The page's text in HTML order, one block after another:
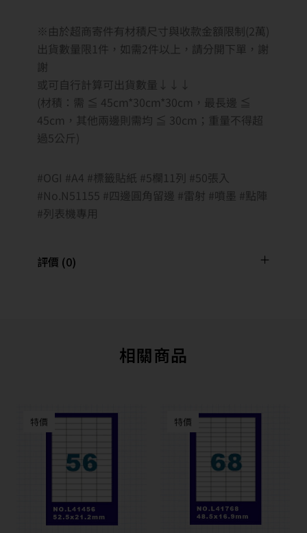
※由於超商寄件有材積尺寸與收款金額限制(2萬)
出貨數量限1件，如需2件以上，請分開下單，謝
謝
或可自行計算可出貨數量↓↓↓
(材積：需 ≦ 45cm*30cm*30cm，最長邊 ≦
45cm，其他兩邊則需均 ≦ 30cm；重量不得超
過5公斤)
#OGI #A4 #標籤貼紙 #5欄11列 #50張入
#No.N51155 #四邊圓角留邊 #雷射 #噴墨 #點陣
#列表機專用
評價 (0)
相關商品
特價 特價